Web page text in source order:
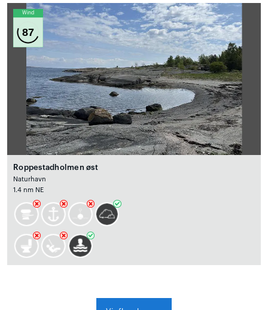
Wind
87
Roppestadholmen øst
Naturhavn
1.4 nm NE